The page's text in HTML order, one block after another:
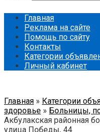
Главная
Реклама на сайте
Помощь по сайту
Контакты
Категории
Личный кабинет
Главная » Категории
здоровье » Больницы,
Акбулакская районная
улица Победы, 44